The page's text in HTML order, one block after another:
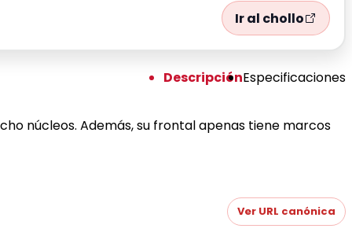
Ir al chollo
DescripciónEspecificaciones
núcleos. Además, su frontal apenas tiene marcos
Ver URL canónica